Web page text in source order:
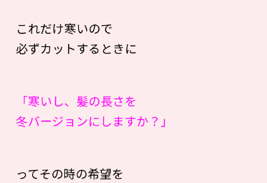
これだけ寒いので
必ずカットするときに
「寒いし、髪の長さを
冬バージョンにしますか？」
ってその時の希望を